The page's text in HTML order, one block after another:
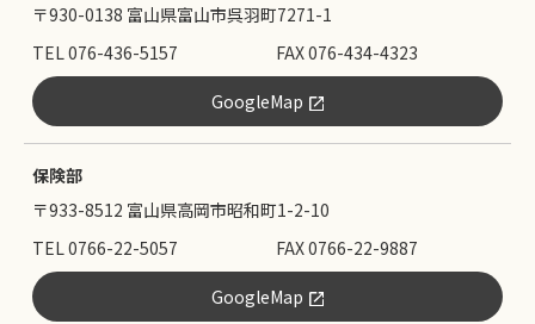
〒930-0138 富山県富山市呉羽町7271-1
TEL 076-436-5157
FAX 076-434-4323
GoogleMap
保険部
〒933-8512 富山県高岡市昭和町1-2-10
TEL 0766-22-5057
FAX 0766-22-9887
GoogleMap